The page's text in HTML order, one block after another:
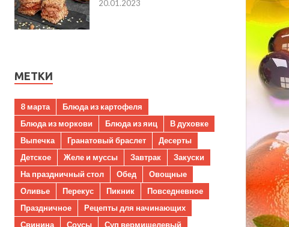
20.01.2023
МЕТКИ
8 марта
Блюда из картофеля
Блюда из моркови
Блюда из яиц
В духовке
Выпечка
Гранатовый браслет
Десерты
Детское
Желе и муссы Завтрак
Закуски
На праздничный стол
Обед
Овощные
Оливье
Перекус Пикник
Повседневное
Праздничное
Рецепты для начинающих
Свинина
Соусы
Суп вермишелевый